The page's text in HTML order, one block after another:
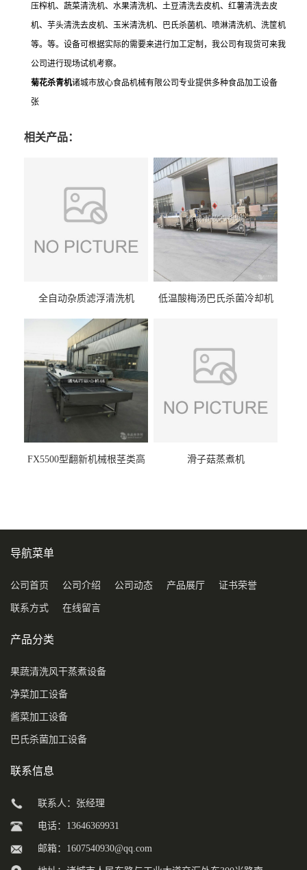
压榨机、蔬菜清洗机、水果清洗机、土豆清洗去皮机、红薯清洗去皮
机、芋头清洗去皮机、玉米清洗机、巴氏杀菌机、喷淋清洗机、洗筐机
等。等。设备可根据实际的需要来进行加工定制，我公司有现货可来我
公司进行现场试机考察。
菊花杀青机诸城市放心食品机械有限公司专业提供多种食品加工设备
张
相关产品：
全自动杂质滤浮清洗机 低温酸梅汤巴氏杀菌冷却机
FX5500型翻新机械根茎类高
滑子菇蒸煮机
导航菜单
公司首页 公司介绍 公司动态 产品展厅 证书荣誉
联系方式 在线留言
产品分类
果蔬清洗风干蒸煮设备
净菜加工设备
酱菜加工设备
巴氏杀菌加工设备
联系信息
联系人：张经理
电话：13646369931
邮箱： 1607540930@qq.com